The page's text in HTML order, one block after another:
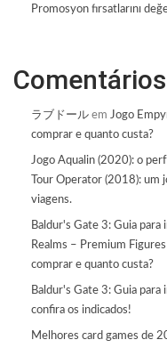
Promosyon fırsatlarını
Comentários
ラブドール em Jogo
comprar e quanto custa?
Jogo Aqualin (2020): o
Tour Operator (2018): um
viagens.
Baldur's Gate 3: Guia para
Realms – Premium
comprar e quanto custa?
Baldur's Gate 3: Guia para
confira os indicados!
Melhores card games de